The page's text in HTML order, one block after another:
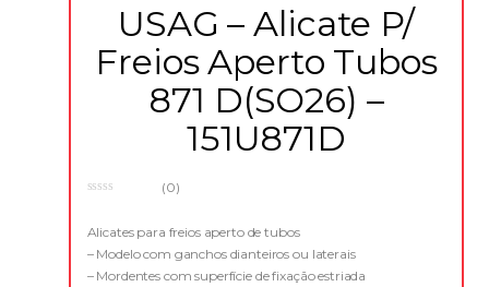
USAG – Alicate P/
Freios Aperto Tubos
871 D(SO26) –
151U871D
u
o
(0)
Alicates para freios aperto de tubos
– Modelo com ganchos dianteiros ou laterais
– Mordentes com superfície de fixação estriada